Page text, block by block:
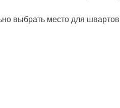
выбрать место для